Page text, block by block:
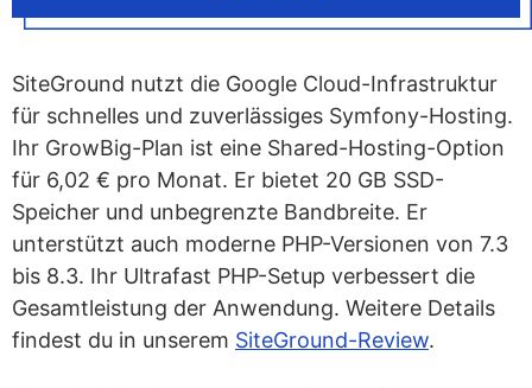
SiteGround nutzt die Google Cloud-Infrastruktur
für schnelles und zuverlässiges Symfony-Hosting.
Ihr GrowBig-Plan ist eine Shared-Hosting-Option
für 6,02 € pro Monat. Er bietet 20 GB SSD-
Speicher und unbegrenzte Bandbreite. Er
unterstützt auch moderne PHP-Versionen von 7.3
bis 8.3. Ihr Ultrafast PHP-Setup verbessert die
Gesamtleistung der Anwendung. Weitere Details
findest du in unserem SiteGround-Review.